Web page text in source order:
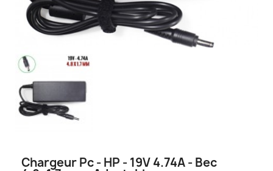
Chargeur Pc - HP - 19V 4.74A - Bec